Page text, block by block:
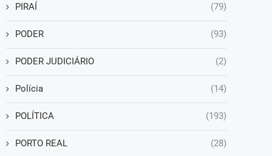
PIRAÍ (79)
PODER (93)
PODER JUDICIÁRIO (2)
Polícia (14)
POLÍTICA (193)
PORTO REAL (28)